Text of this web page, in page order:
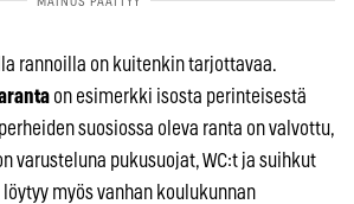
rannoilla on kuitenkin tarjottavaa.
on esimerkki isosta perinteisestä
suosiossa oleva ranta on valvottu,
varusteluna pukusuojat, WC:t ja suihkut
myös vanhan koulukunnan